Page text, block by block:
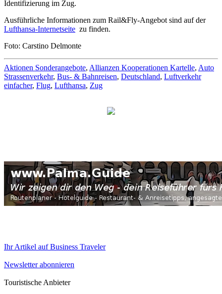
Identifizierung im Zug.
Ausführliche Informationen zum Rail&Fly-Angebot sind auf der
Lufthansa-Internetseite zu finden.
Foto: Carstino Delmonte
Aktionen Sonderangebote, Allianzen Kooperationen Kartelle, Auto
Strassenverkehr, Bus- & Bahnreisen, Deutschland, Luftverkehr
einfacher, Flug, Lufthansa, Zug
Ihr Artikel auf Business Traveler
Newsletter abonnieren
Touristische Anbieter